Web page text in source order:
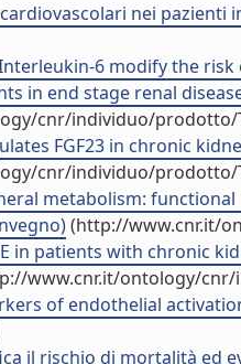
nei pazienti
6 modify the
in end stage renal
cnr/individuo/prodotto/
FGF23 in chronic
cnr/individuo/prodotto/
metabolism:
(http://www.cnr.it/
in patients with chronic
www.cnr.it/ontology/
of endothelial
il rischio di mortalità ed